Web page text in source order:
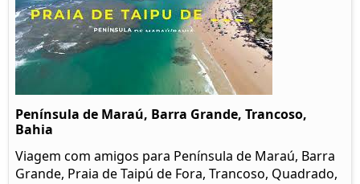
Península de Maraú, Barra Grande, Trancoso,
Bahia
Viagem com amigos para Península de Maraú, Barra
Grande, Praia de Taipú de Fora, Trancoso, Quadrado,